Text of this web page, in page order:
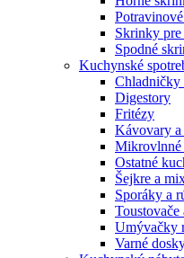
Skrinky pre
Spodné
Kuchynské
Chladničky
Digestory
Fritézy
Kávovary a
Mikrovlnné
Ostatné
Šejkre a
Sporáky a
Umývačky
Varné